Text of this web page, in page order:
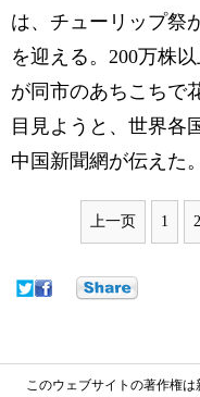
は、チューリップ祭
を迎える。200万株
が同市のあちこちで
目見ようと、世界各
中国新聞網が伝えた。
上一页 1 2
このウェブサイトの著作権